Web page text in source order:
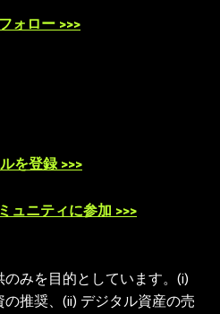
ォロー >>>
を登録 >>>
ュニティに参加 >>>
みを目的としています。(i)
推奨、(ii) デジタル資産の売